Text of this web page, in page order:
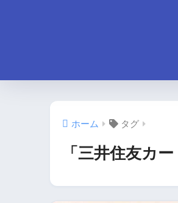
ホーム タグ
「三井住友カ